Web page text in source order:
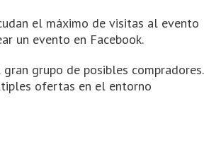
el máximo de visitas al evento
un evento en Facebook.
grupo de posibles compradores.
ofertas en el entorno